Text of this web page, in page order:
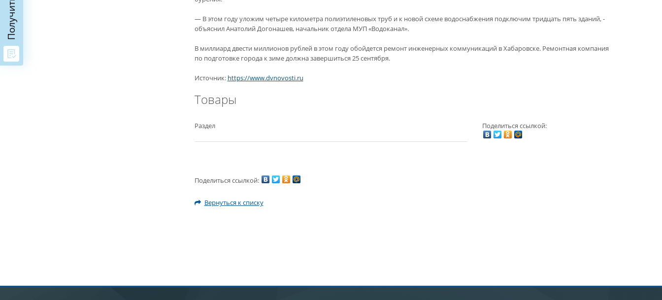
— В этом году уложим четыре километра полиэтиленовых труб и к новой схеме водоснабжения подключим тридцать пять зданий, -
объяснил Анатолий Догонашев, начальник отдела МУП «Водоканал».
В миллиард двести миллионов рублей в этом году обойдется ремонт инженерных коммуникаций в Хабаровске. Ремонтная компания
по подготовке города к зиме должна завершиться 25 сентября.
Источник: https://www.dvnovosti.ru
Товары
Раздел Поделиться ссылкой:
Поделиться ссылкой:
Вернуться к списку